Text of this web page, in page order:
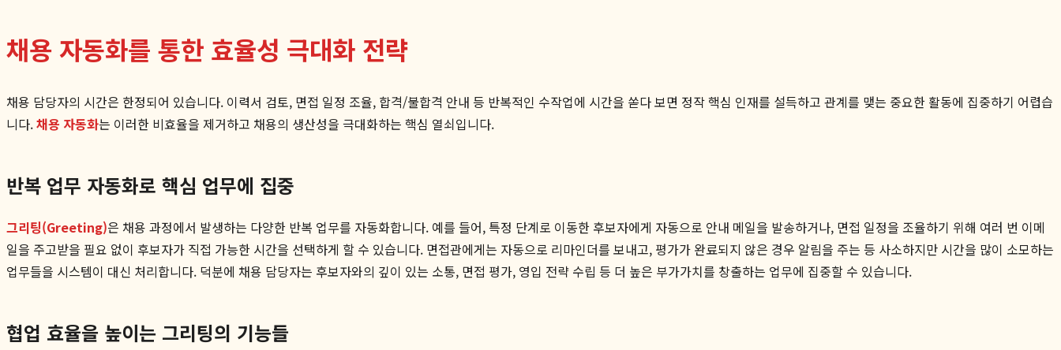
채용 자동화를 통한 효율성 극대화 전략
채용 담당자의 시간은 한정되어 있습니다. 이력서 검토, 면접 일정 조율, 합격/불합격 안내 등 반복적인 수작업에 시간을 쏟다 보면 정작 핵심 인재를 설득하고 관계를 맺는 중요한 활동에 집중하기 어렵습
니다.채용 자동화는 이러한 비효율을 제거하고 채용의 생산성을 극대화하는 핵심 열쇠입니다.
반복 업무 자동화로 핵심 업무에 집중
그리팅(Greeting)은 채용 과정에서 발생하는 다양한 반복 업무를 자동화합니다. 예를 들어, 특정 단계로 이동한 후보자에게 자동으로 안내 메일을 발송하거나, 면접 일정을 조율하기 위해 여러 번 이메
일을 주고받을 필요 없이 후보자가 직접 가능한 시간을 선택하게 할 수 있습니다. 면접관에게는 자동으로 리마인더를 보내고, 평가가 완료되지 않은 경우 알림을 주는 등 사소하지만 시간을 많이 소모하는
업무들을 시스템이 대신 처리합니다. 덕분에 채용 담당자는 후보자와의 깊이 있는 소통, 면접 평가, 영입 전략 수립 등 더 높은 부가가치를 창출하는 업무에 집중할 수 있습니다.
협업 효율을 높이는 그리팅의 기능들